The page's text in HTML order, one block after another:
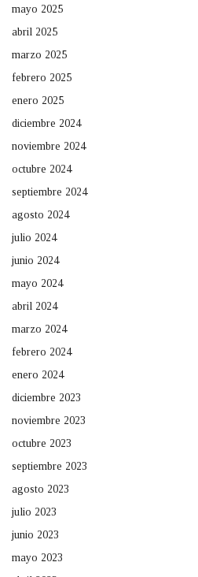
mayo 2025
abril 2025
marzo 2025
febrero 2025
enero 2025
diciembre 2024
noviembre 2024
octubre 2024
septiembre 2024
agosto 2024
julio 2024
junio 2024
mayo 2024
abril 2024
marzo 2024
febrero 2024
enero 2024
diciembre 2023
noviembre 2023
octubre 2023
septiembre 2023
agosto 2023
julio 2023
junio 2023
mayo 2023